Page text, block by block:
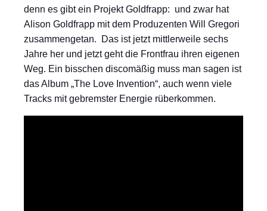
denn es gibt ein Projekt Goldfrapp: und zwar hat
Alison Goldfrapp mit dem Produzenten Will Gregori
zusammengetan. Das ist jetzt mittlerweile sechs
Jahre her und jetzt geht die Frontfrau ihren eigenen
Weg. Ein bisschen discomäßig muss man sagen ist
das Album „The Love Invention“, auch wenn viele
Tracks mit gebremster Energie rüberkommen.